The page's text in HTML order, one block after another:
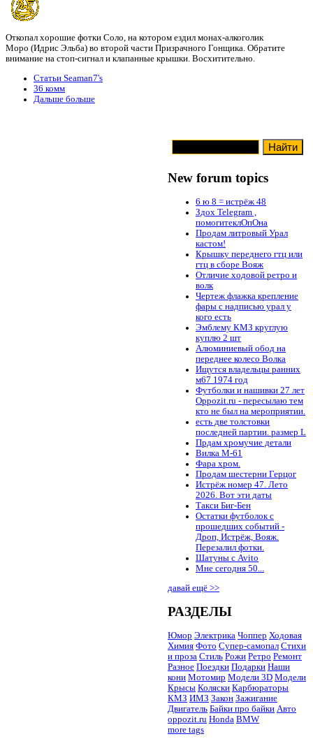
Откопал хорошие фотки Соло, на котором ездил монах-алкоголик
Моро (Идрис Эльба) во второй части Призрачного Гонщика. Обратите
внимание на стоп-сигнал и клапанные крышки. Восхитительно.
Статьи Seaman7's
36 комм
Дальше больше
New forum topics
6 ю 8 = истрёж 48
Здох Telegram ,
помогитеклОпОна
Продам литровый Урал
кастом!
Крышку переднего гтц или
гтц в сборе Вояж
Отличие ходовой ретро и
волк
Чертеж флажка крепление
фары с надписью урал у
кого есть
Эмблему КМЗ круглую
куплю 2 шт
Алюминиевый обод на
переднее колесо Волка
Ищутся владельцы ранних
м67 1974 год
Футболки и нашивки 27 лет
Oppozit.ru - пересылаю тем
кто не был на мероприятии.
есть две толстовки
последней партии. размер L
Прдам хромучие детали
Вилка М-61
Фара хром.
Продам шестерни Герцог
Истрёж номер 47. Лето
2026. Вот эти даты
Такси Биг-Бен
Остатки футболок с
прошедших событий -
Дроп, Истрёж, Вояж.
Перезалил фотки.
Шатуны с Avito
Мне сегодня 50...
давай ещё >>
РАЗДЕЛЫ
Юмор Электрика Чоппер Ходовая
Химия Фото Супер-самопал Стихи
и проза Стиль Рожи Ретро Ремонт
Разное Поездки Подарки Наши
кони Мотомир Модели 3D Модели
Крысы Коляски Карбюраторы
КМЗ ИМЗ Закон Зажигание
Двигатель Байки про байки Авто
oppozit.ru Honda BMW
more tags